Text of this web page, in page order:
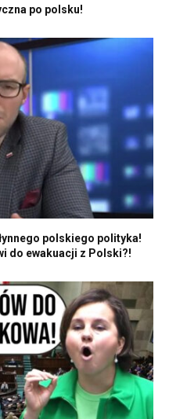
po polsku!
polskiego polityka!
do ewakuacji z Polski?!